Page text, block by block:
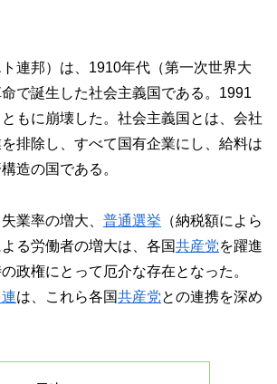
連邦）は、1910年代（第一次世界大
で誕生した社会主義国である。1991
もに崩壊した。社会主義国とは、会社
排除し、すべて国有企業にし、給料は
造の国である。
業率の増大、 普通選挙 （納税額によら
る労働者の増大は、各国共産党を躍進
政権にとって厄介な存在となった。
は、これら各国共産党との連携を深め